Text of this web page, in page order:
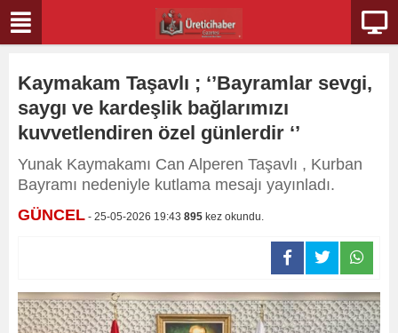
Kaymakam Taşavlı ; ‘’Bayramlar sevgi,
saygı ve kardeşlik bağlarımızı
kuvvetlendiren özel günlerdir ‘’
Yunak Kaymakamı Can Alperen Taşavlı , Kurban
Bayramı nedeniyle kutlama mesajı yayınladı.
GÜNCEL - 25-05-2026 19:43 895 kez okundu.